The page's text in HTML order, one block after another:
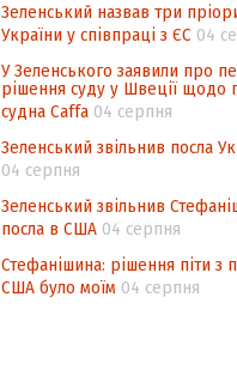
Зеленський назвав три
України у співпраці з ЄС 04
У Зеленського заявили про
рішення суду у Швеції щодо
судна Caffa 04 серпня
Зеленський звільнив посла
04 серпня
Зеленський звільнив
посла в США 04 серпня
Стефанішина: рішення піти з
США було моїм 04 серпня